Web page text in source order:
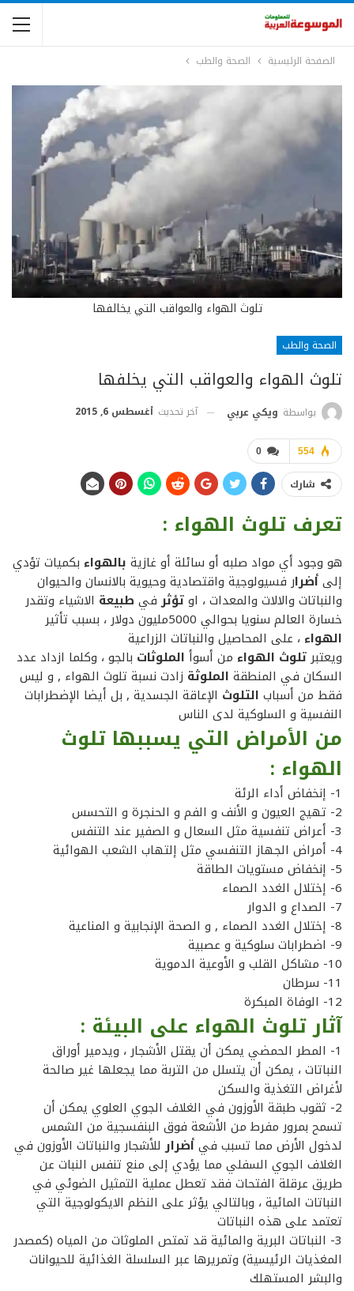
الصفحة الرئيسية الصحة والطب
تلوث الهواء والعواقب التي يخالفها
الصحة والطب
تلوث الهواء والعواقب التي يخلفها
بواسطة ويكي عربي آخر تحديث أغسطس 6, 2015
0 554
شارك
تعرف تلوث الهواء :
هو وجود أي مواد صلبه أو سائلة أو غازية بالهواء بكميات تؤدي
إلىأضرار فسيولوجية واقتصادية وحيوية بالانسان والحيوان
والنباتات والالات والمعدات ، اوتؤثرفي طبيعة الاشياء وتقدر
خسارة العالم سنويا بحوالي 5000مليون دولار ، بسبب تأثير
الهواء ، على المحاصيل والنباتات الزراعية
ويعتبرتلوث الهواء من أسوأ الملوثات بالجو ، وكلما ازداد عدد
السكان في المنطقة الملوثة زادت نسبة تلوث الهواء , و ليس
فقط من أسباب التلوث الإعاقة الجسدية , بل أيضا الإضطرابات
النفسية و السلوكية لدى الناس
من الأمراض التي يسببها تلوث
الهواء :
1- إنخفاض أداء الرئة
2- تهيج العيون و الأنف و الفم و الحنجرة و التحسس
3- أعراض تنفسية مثل السعال و الصفير عند التنفس
4- أمراض الجهاز التنفسي مثل إلتهاب الشعب الهوائية
5- إنخفاض مستويات الطاقة
6- إختلال الغدد الصماء
7- الصداع و الدوار
8- إختلال الغدد الصماء , و الصحة الإنجابية و المناعية
9- اضطرابات سلوكية و عصبية
10- مشاكل القلب و الأوعية الدموية
11- سرطان
12- الوفاة المبكرة
آثار تلوث الهواء على البيئة :
1- المطر الحمضي يمكن أن يقتل الأشجار ، ويدمير أوراق
النباتات ، يمكن أن يتسلل من التربة مما يجعلها غير صالحة
لأغراض التغذية والسكن
2- ثقوب طبقة الأوزون في الغلاف الجوي العلوي يمكن أن
تسمح بمرور مفرط من الأشعة فوق البنفسجية من الشمس
لدخول الأرض مما تسبب فيأضرارللأشجار والنباتات الأوزون في
الغلاف الجوي السفلي مما يؤدي إلى منع تنفس النبات عن
طريق عرقلة الفتحات فقد تعطل عملية التمثيل الضوئي في
النباتات المائية ، وبالتالي يؤثر على النظم الايكولوجية التي
تعتمد على هذه النباتات
3- النباتات البرية والمائية قد تمتص الملوثات من المياه (كمصدر
المغذيات الرئيسية) وتمريرها عبر السلسلة الغذائية للحيوانات
والبشر المستهلك